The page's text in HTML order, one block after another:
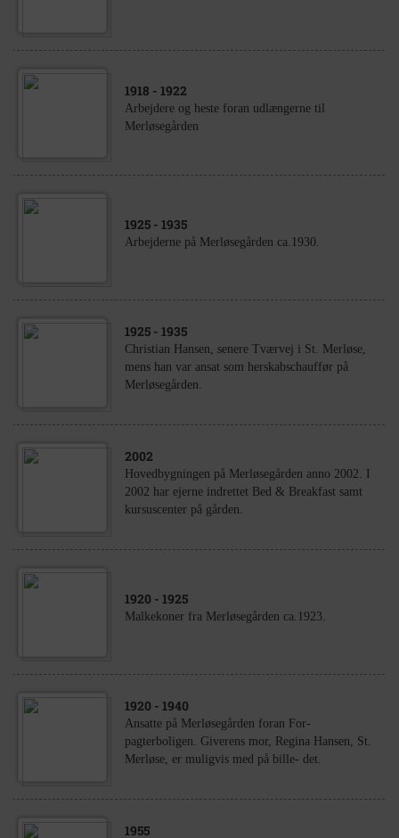
1918 - 1922
Arbejdere og heste foran udlængerne til
Merløsegården
1925 - 1935
Arbejderne på Merløsegården ca.1930.
1925 - 1935
Christian Hansen, senere Tværvej i St. Merløse,
mens han var ansat som herskabschauffør på
Merløsegården.
2002
Hovedbygningen på Merløsegården anno 2002. I
2002 har ejerne indrettet Bed & Breakfast samt
kursuscenter på gården.
1920 - 1925
Malkekoner fra Merløsegården ca.1923.
1920 - 1940
Ansatte på Merløsegården foran For-
pagterboligen. Giverens mor, Regina Hansen, St.
Merløse, er muligvis med på bille- det.
1955